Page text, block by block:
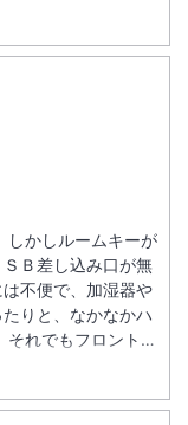
良くなかったが、
。夜中に隣の声が
食付きにしたが、ビ
豊富だったので、
に食べに出かけた
と思った。 閉館し
用したいと思う。
しかしルームキーが
Ｂ差し込み口が無
不便で、加湿器や
りと、なかなかハ
れでもフロントや
素晴らしく、快適